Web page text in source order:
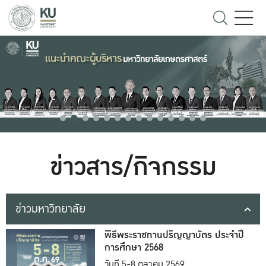
ข่าวสาร/กิจกรรม
ข่าวมหาวิทยาลัย
พิธีพระราชทานปริญญาบัตร ประจำปี
การศึกษา 2568